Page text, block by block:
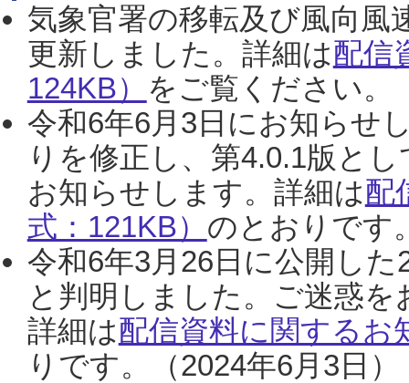
気象官署の移転及び風向風
更新しました。詳細は配信
124KB） をご覧ください。
令和6年6月3日にお知らせ
りを修正し、第4.0.1版と
お知らせします。詳細は配
式：121KB） のとおりです
令和6年3月26日に公開し
と判明しました。ご迷惑
詳細は配信資料に関するお
りです。（2024年6月3日）